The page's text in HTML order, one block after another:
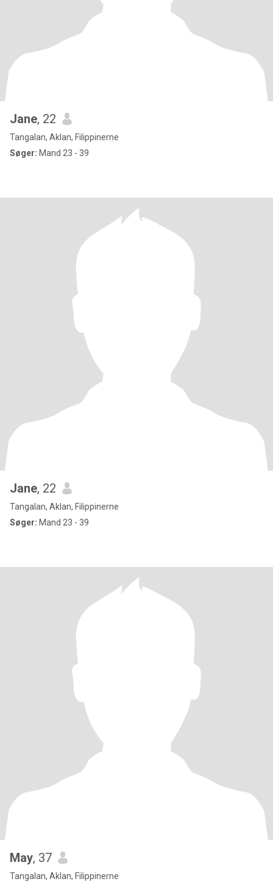
Jane, 22
Tangalan, Aklan, Filippinerne
Søger: Mand 23 - 39
Jane, 22
Tangalan, Aklan, Filippinerne
Søger: Mand 23 - 39
May, 37
Tangalan, Aklan, Filippinerne